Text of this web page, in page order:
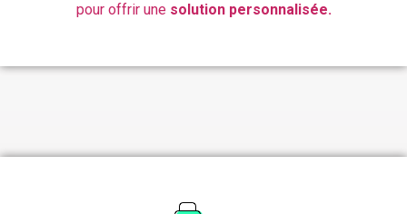
pour offrir une solution personnalisée.